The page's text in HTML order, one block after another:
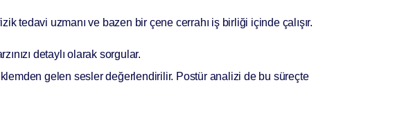
tedavi uzmanı ve bazen bir çene cerrahı iş birliği içinde çalışır.
detaylı olarak sorgular.
gelen sesler değerlendirilir. Postür analizi de bu süreçte